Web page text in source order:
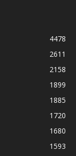
4478
2611
2158
1899
1885
1720
1680
1593